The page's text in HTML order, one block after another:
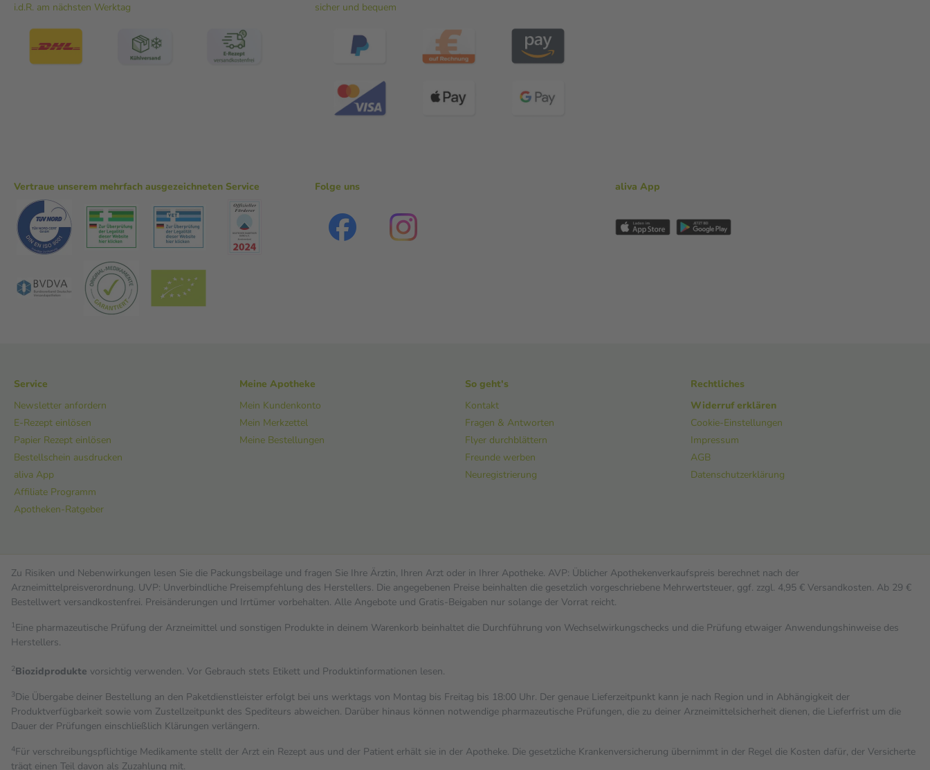
i.d.R. am nächsten Werktag
sicher und bequem
Vertraue unserem mehrfach ausgezeichneten Service Folge uns aliva App
Service
Newsletter anfordern
E-Rezept einlösen
Papier Rezept einlösen
Bestellschein ausdrucken
aliva App
Affiliate Programm
Apotheken-Ratgeber
Meine Apotheke
Mein Kundenkonto
Mein Merkzettel
Meine Bestellungen
So geht's
Kontakt
Fragen & Antworten
Flyer durchblättern
Freunde werben
Neuregistrierung
Rechtliches
Widerruf erklären
Cookie-Einstellungen
Impressum
AGB
Datenschutzerklärung
Zu Risiken und Nebenwirkungen lesen Sie die Packungsbeilage und fragen Sie Ihre Ärztin, Ihren Arzt oder in Ihrer Apotheke. AVP: Üblicher Apothekenverkaufspreis berechnet nach der
Arzneimittelpreisverordnung. UVP: Unverbindliche Preisempfehlung des Herstellers. Die angegebenen Preise beinhalten die gesetzlich vorgeschriebene Mehrwertsteuer, ggf. zzgl. 4,95 € Versandkosten. Ab 29 €
Bestell­wert versand­kosten­frei. Preisänderungen und Irrtümer vorbehalten. Alle Angebote und Gratis-Beigaben nur solange der Vorrat reicht.
1Eine pharmazeutische Prüfung der Arzneimittel und sonstigen Produkte in deinem Warenkorb beinhaltet die Durchführung von Wechselwirkungschecks und die Prüfung etwaiger Anwendungshinweise des
Herstellers.
2Biozidprodukte vorsichtig verwenden. Vor Gebrauch stets Etikett und Produktinformationen lesen.
3Die Übergabe deiner Bestellung an den Paketdienstleister erfolgt bei uns werktags von Montag bis Freitag bis 18:00 Uhr. Der genaue Lieferzeitpunkt kann je nach Region und in Abhängigkeit der
Produktverfügbarkeit sowie vom Zustellzeitpunkt des Spediteurs abweichen. Darüber hinaus können notwendige pharmazeutische Prüfungen, die zu deiner Arzneimittelsicherheit dienen, die Lieferfrist um die
Dauer der Prüfungen einschließlich Klärungen verlängern.
4Für verschreibungspflichtige Medikamente stellt der Arzt ein Rezept aus und der Patient erhält sie in der Apotheke. Die gesetzliche Krankenversicherung übernimmt in der Regel die Kosten dafür, der Versicherte
trägt einen Teil davon als Zuzahlung mit.